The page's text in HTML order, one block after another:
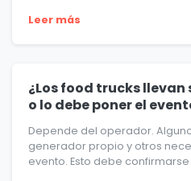
Leer más
¿Los food trucks
o lo debe poner el
Depende del operador.
generador propio y otros
evento. Esto debe confirmarse